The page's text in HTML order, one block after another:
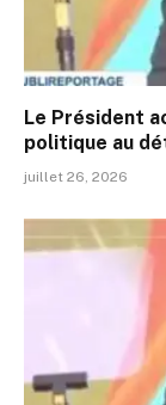
Le Président
politique au
juillet 26, 2026